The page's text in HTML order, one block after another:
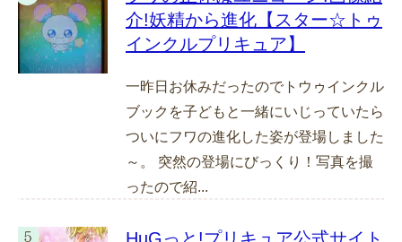
介!妖精から進化【スター☆トゥ
インクルプリキュア】
一昨日お休みだったのでトウゥインクル
ブックを子どもと一緒にいじっていたら
ついにフワの進化した姿が登場しました
～。 突然の登場にびっくり！写真を撮
ったので紹...
HuGっと!プリキュア公式サイト